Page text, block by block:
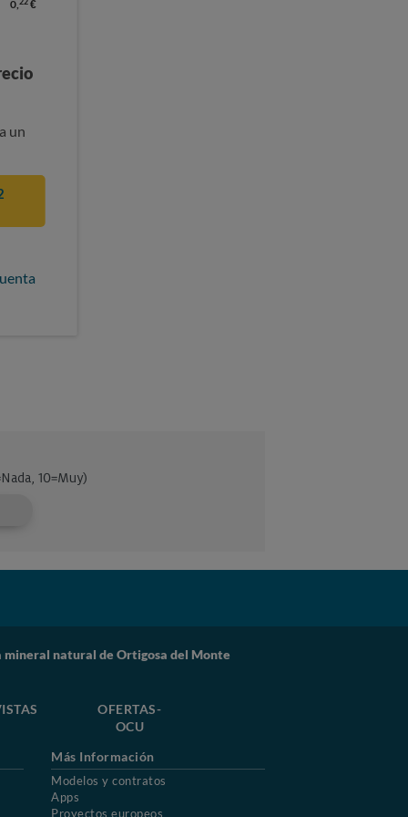
0,
€
un
mineral natural de Ortigosa del Monte
OFERTAS-
OCU
Más Información
Modelos y contratos
Apps
Proyectos europeos